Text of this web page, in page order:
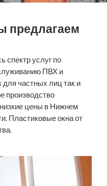
предлагаем
спектр услуг по
ПВХ и
частных лиц так и
производство
цены в Нижнем
Пластиковые окна от